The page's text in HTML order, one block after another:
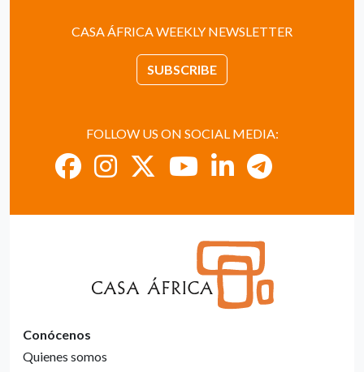
CASA ÁFRICA WEEKLY NEWSLETTER
SUBSCRIBE
FOLLOW US ON SOCIAL MEDIA:
Conócenos
Quienes somos